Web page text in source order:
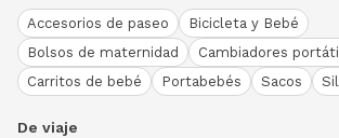
Accesorios de paseo
Bicicleta y Bebé
Bolsos de maternidad
Cambiadores
Carritos de bebé
Portabebés Sacos
De viaje